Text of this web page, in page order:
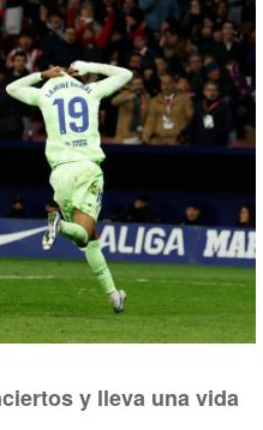
y lleva una vida